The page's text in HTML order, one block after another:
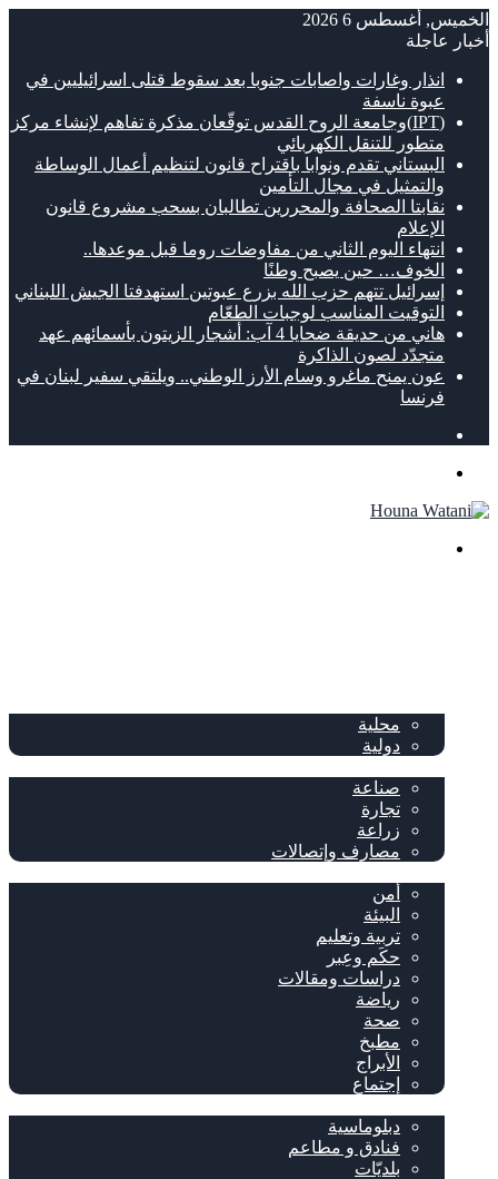
الخميس, أغسطس 6 2026
أخبار عاجلة
انذار وغارات واصابات جنوبا بعد سقوط قتلى اسرائيليين في
عبوة ناسفة
(IPT)وجامعة الروح القدس توقّعان مذكرة تفاهم لإنشاء مركز
متطور للتنقل الكهربائي
البستاني تقدم ونوابا باقتراح قانون لتنظيم أعمال الوساطة
والتمثيل في مجال التأمين
نقابتا الصحافة والمحررين تطالبان بسحب مشروع قانون
الإعلام
انتهاء اليوم الثاني من مفاوضات روما قبل موعدها..
الخوف… حين يصبح وطنًا
إسرائيل تتهم حزب الله بزرع عبوتين استهدفتا الجيش اللبناني
التوقيت المناسب لوجبات الطعّام
هاني من حديقة ضحايا 4 آب: أشجار الزيتون بأسمائهم عهد
متجدّد لصون الذاكرة
عون يمنح ماغرو وسام الأرز الوطني.. ويلتقي سفير لبنان في
فرنسا
محلية
دولية
صناعة
تجارة
زراعة
مصارف وإتصالات
أمن
البيئة
تربية وتعليم
حكَم وعِبر
دراسات ومقالات
رياضة
صحة
مطبخ
الأبراج
إجتماع
دبلوماسية
فنادق و مطاعم
بلديّات